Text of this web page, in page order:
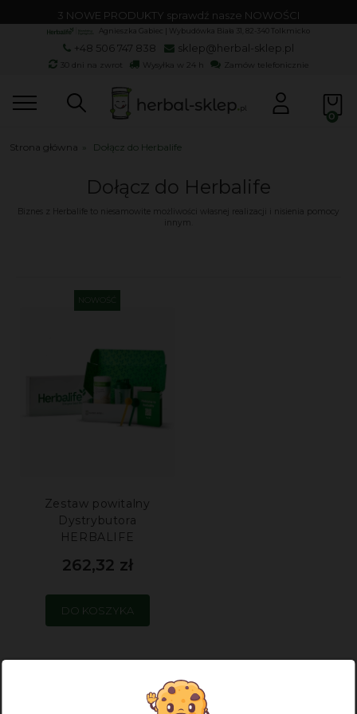
3 NOWE PRODUKTY sprawdź nasze NOWOŚCI
Agnieszka Gabiec | Wybudówka Biała 31, 82-340 Tolkmicko
+48 506 747 838 sklep@herbal-sklep.pl
30 dni na zwrot Wysyłka w 24 h Zamów telefonicznie
Strona główna Dołącz do Herbalife
Dołącz do Herbalife
Biznes z Herbalife to niesamowite możliwości własnej realizacji i nisienia pomocy
innym.
Zestaw powitalny
Dystrybutora
HERBALIFE
262,32 zł
DO KOSZYKA
NOWOŚĆ
Na podstawie